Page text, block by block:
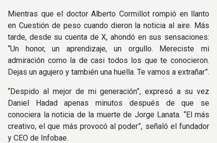
Mientras que el doctor Alberto Cormillot rompió en llanto
en Cuestión de peso cuando dieron la noticia al aire. Más
tarde, desde su cuenta de X, ahondó en sus sensaciones:
“Un honor, un aprendizaje, un orgullo. Mereciste mi
admiración como la de casi todos los que te conocieron.
Dejas un agujero y también una huella. Te vamos a extrañar”.
“Despido al mejor de mi generación”, expresó a su vez
Daniel Hadad apenas minutos después de que se
conociera la noticia de la muerte de Jorge Lanata. “El más
creativo, el que más provocó al poder”, señaló el fundador
y CEO de Infobae.